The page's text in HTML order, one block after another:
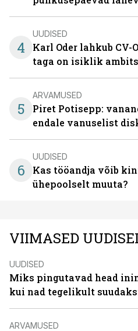
4
UUDISED
Karl Oder lahkub CV-
taga on isiklik
5
ARVAMUSED
Piret Potisepp:
endale vanuselist
6
UUDISED
Kas tööandja võib
ühepoolselt muuta?
VIIMASED
UUDISED
Miks pingutavad head
kui nad tegelikult
ARVAMUSED